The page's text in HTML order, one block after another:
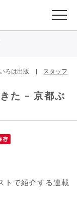
いろは出版 | スタッフ
た – 京都ぶ
存
トで紹介する連載